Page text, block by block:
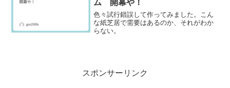
ム 開幕や！
色々試行錯誤して作ってみました。こん
な紙芝居で需要はあるのか、それがわか
らない。
スポンサーリンク